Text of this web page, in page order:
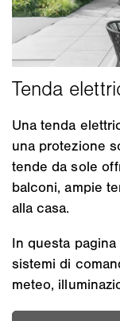
Una tenda
una protezione
tende da sole
balconi, ampie
alla casa.
In questa
sistemi di
meteo,